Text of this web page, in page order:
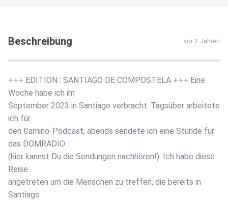
Beschreibung vor 2 Jahren
+++ EDITION : SANTIAGO DE COMPOSTELA +++ Eine
Woche habe ich im
September 2023 in Santiago verbracht. Tagsüber arbeitete
ich für
den Camino-Podcast, abends sendete ich eine Stunde für
das DOMRADIO
(hier kannst Du die Sendungen nachhören!). Ich habe diese
Reise
angetreten um die Menschen zu treffen, die bereits in
Santiago